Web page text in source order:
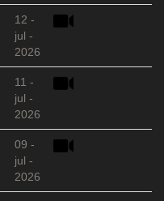
12 -
jul -
2026
11 -
jul -
2026
09 -
jul -
2026